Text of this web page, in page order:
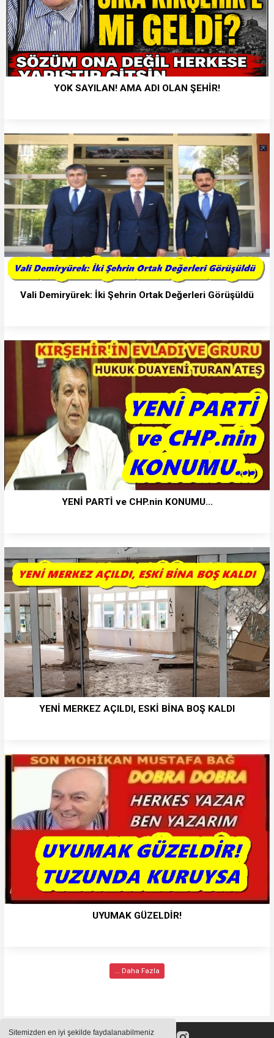
Sitemizden en iyi şekilde faydalanabilmeniz
YOK SAYILAN! AMA ADI OLAN ŞEHİR!
Vali Demiryürek: İki Şehrin Ortak Değerleri Görüşüldü
YENİ PARTİ ve CHP.nin KONUMU...
YENİ MERKEZ AÇILDI, ESKİ BİNA BOŞ KALDI
UYUMAK GÜZELDİR!
... Daha Fazla